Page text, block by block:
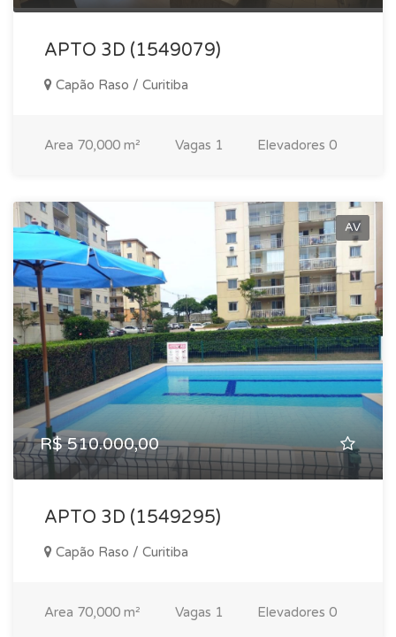
APTO 3D (1549079)
Capão Raso / Curitiba
Area 70,000 m² Vagas 1 Elevadores 0
AV
R$ 510.000,00
APTO 3D (1549295)
Capão Raso / Curitiba
Area 70,000 m² Vagas 1 Elevadores 0